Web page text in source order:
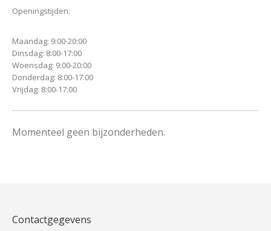
Openingstijden:
Maandag: 9:00-20:00
Dinsdag: 8:00-17:00
Woensdag: 9:00-20:00
Donderdag: 8:00-17:00
Vrijdag: 8:00-17:00
Momenteel geen bijzonderheden.
Contactgegevens